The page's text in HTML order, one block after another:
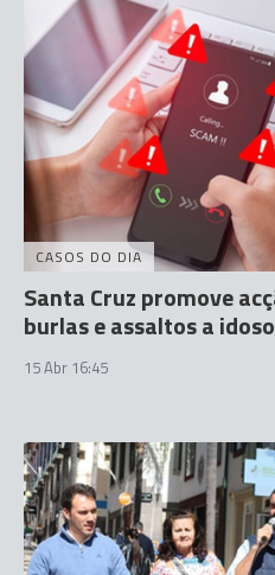
CASOS DO DIA
Santa Cruz promove
burlas e assaltos a
15 Abr 16:45